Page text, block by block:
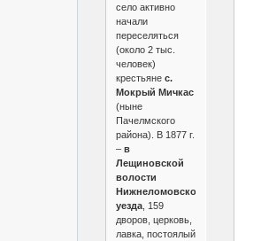
село активно
начали
переселяться
(около 2 тыс.
человек)
крестьянес.
Мокрый Мичкас
(ныне
Пачелмского
района). В 1877 г.
–в
Лещиновской
волости
Нижнеломовского
уезда, 159
дворов, церковь,
лавка, постоялый